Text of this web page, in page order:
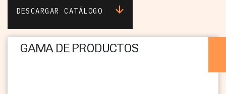
DESCARGAR CATÁLOGO
GAMA DE PRODUCTOS